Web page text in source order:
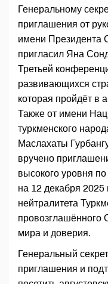
Генеральному
приглашения от
имени Президента
пригласил Яна
Третьей
развивающихся
которая пройдёт в
Также от имени
туркменского
Маслахаты
вручено
высокого уровня
на 12 декабря
нейтралитета
мира и доверия.
Генеральный
приглашения и